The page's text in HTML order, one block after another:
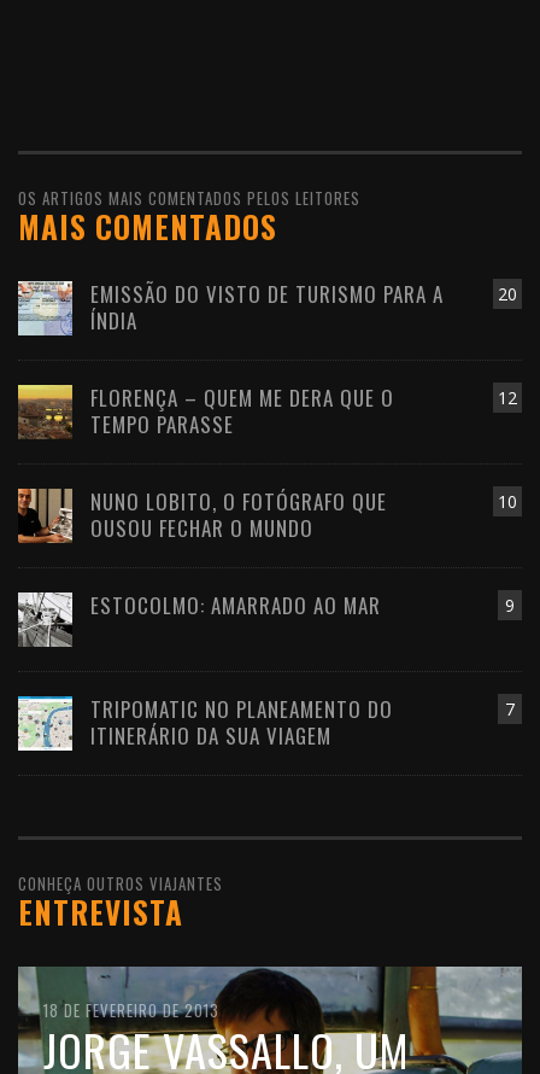
OS ARTIGOS MAIS COMENTADOS PELOS LEITORES
MAIS COMENTADOS
20
EMISSÃO DO VISTO DE TURISMO PARA A
ÍNDIA
12
FLORENÇA – QUEM ME DERA QUE O
TEMPO PARASSE
10
NUNO LOBITO, O FOTÓGRAFO QUE
OUSOU FECHAR O MUNDO
9
ESTOCOLMO: AMARRADO AO MAR
7
TRIPOMATIC NO PLANEAMENTO DO
ITINERÁRIO DA SUA VIAGEM
CONHEÇA OUTROS VIAJANTES
ENTREVISTA
10 DE FEVEREIRO DE 2016
JOÃO LEITÃO, UM
18 DE FEVEREIRO DE 2013
JORGE VASSALLO, UM
11 DE OUTUBRO DE 2012
FILIPE MORATO GOMES,